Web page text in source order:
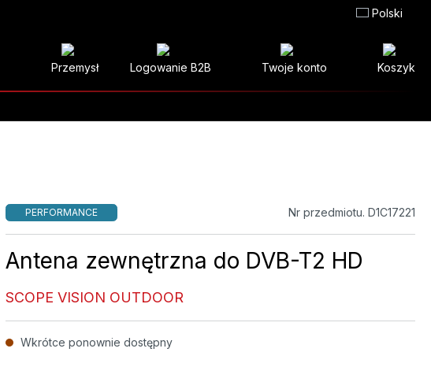
Polski
Przemysł Logowanie B2B Twoje konto Koszyk
PERFORMANCE Nr przedmiotu. D1C17221
Antena zewnętrzna do DVB-T2 HD
SCOPE VISION OUTDOOR
Wkrótce ponownie dostępny